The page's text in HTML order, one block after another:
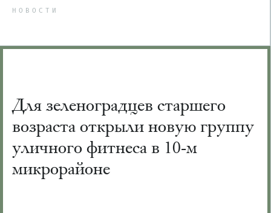
НОВОСТИ
Для зеленоградцев старшего
возраста открыли новую группу
уличного фитнеса в 10-м
микрорайоне